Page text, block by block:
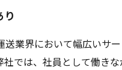
送業界において幅広いサ
社では、社員として働き